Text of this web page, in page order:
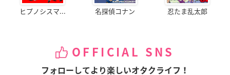
ヒプノシスマ... 名探偵コナン 忍たま乱太郎
OFFICIAL SNS
フォローしてより楽しいオタクライフ！